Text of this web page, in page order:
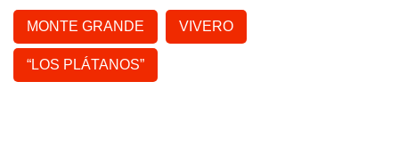
MONTE GRANDE VIVERO
“LOS PLÁTANOS”